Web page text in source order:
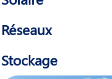
Réseaux
Stockage